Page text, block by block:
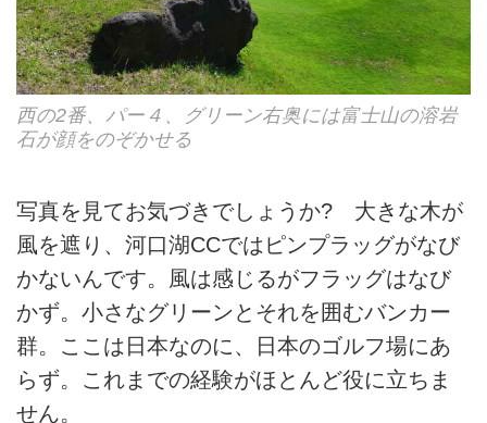
西の2番、パー４、グリーン右奥には富士山の溶岩
石が顔をのぞかせる
写真を見てお気づきでしょうか? 大きな木が
風を遮り、河口湖CCではピンプラッグがなび
かないんです。風は感じるがフラッグはなび
かず。小さなグリーンとそれを囲むバンカー
群。ここは日本なのに、日本のゴルフ場にあ
らず。これまでの経験がほとんど役に立ちま
せん。